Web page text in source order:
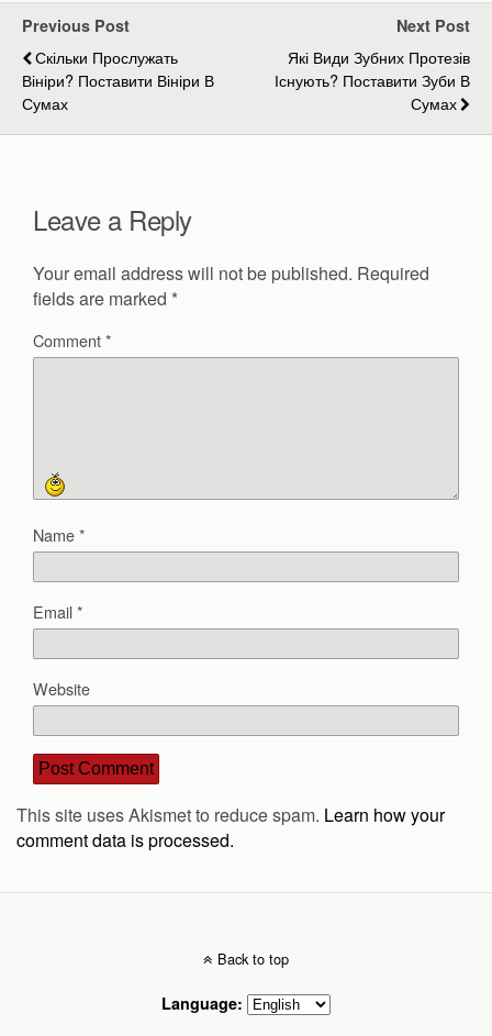
Previous Post
Скільки Прослужать
Вініри? Поставити Вініри В
Сумах
Next Post
Які Види Зубних Протезів
Існують? Поставити Зуби В
Сумах
Leave a Reply
Your email address will not be published. Required
fields are marked *
Comment*
Name*
Email*
Website
This site uses Akismet to reduce spam. Learn how your
comment data is processed.
Back to top
Language: